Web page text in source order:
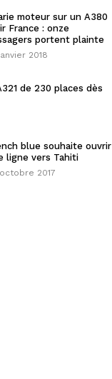
moteur sur un A380
France : onze
portent plainte
2018
de 230 places dès
blue souhaite ouvrir
ligne vers Tahiti
2017